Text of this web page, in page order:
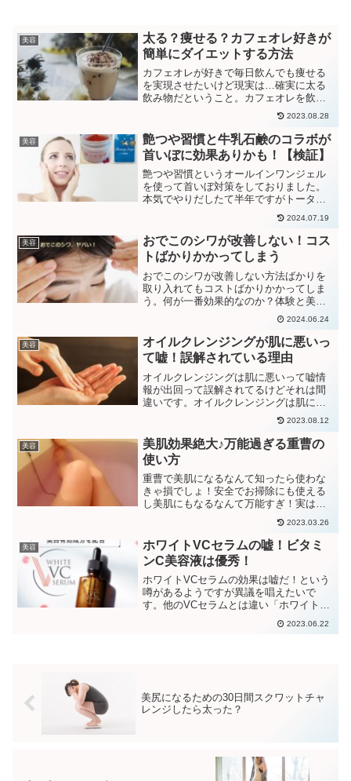
美容
太る？痩せる？カフェオレ好きが
簡単にダイエットする方法
カフェオレが好きで毎日飲んでも痩せる
を実現させたいけど現実は…確実に太る
飲み物だということ。カフェオレを飲ん
でも痩せるを実現できる方法は置き換え
ダイエットできるカフェオレを選ぶこ
と！
2023.08.28
美容
艶つや習慣と牛乳石鹸のコラボが
首いぼに効果ありかも！【検証】
艶つや習慣というオールインワンジェル
を使って首いぼ対策をしておりました。
本気でやりだしたて半年ですがトータル
すると8ヶ月くらいかな。首いぼという名
前さえ知らなかったけど、そのイボが首
にいるところを発見して「艶つや習慣」
を使い始めたという経緯です。
2024.07.19
美容
おでこのシワが改善しない！コス
トばかりかかってしまう
おでこのシワが改善しない方法ばかりを
取り入れてもコストばかりかかってしま
う。何が一番効果的なのか？体験と美容
クリニックの先生から聞いたお話をまと
めました。おでこのシワが改善しない手
法と製品おでこのシワをどこまで改善さ
せたいか？というゴールを...
2024.06.24
美容
オイルクレンジングが肌に悪いっ
て嘘！誤解されている理由
オイルクレンジングは肌に悪いって嘘情
報が出回って誤解されてるけどそれは間
違いです。オイルクレンジングは肌に悪
い、肌に良くない、肌が乾燥する、ニキ
ビが出来る、肌に負担がかかる…なんて
否定派の意見が多いけどそれも誤解なの
で、そのる理由、選び方のポイントなど
クレンジングオイルは肌に悪いという不
安と肌の負担を解消する方法までシェア
します。
2023.08.12
美容
美肌効果絶大♪万能過ぎる重曹の
使い方
重曹で美肌になるなんて知ったら使わな
きゃ損でしょ！安全でお掃除にも使える
し美肌にもなるなんて万能すぎ！実は入
浴剤替わりにもなり、アロマとの組み合
わせもできて、ボディスクラブも作れ
る？安上がりな重曹を使わないなんて勿
体無い。すぐに始めたいですね♪
2023.03.26
美容
ホワイトVCセラムの嘘！ビタミ
ンC美容液は優秀！
ホワイトVCセラムの効果は嘘だ！という
噂があるようですが異議を唱えたいで
す。他のVCセラムとは違い「ホワイト
VCセラム」は医薬部外品で主成分のVC
エチルの働きを知ったら使わないと損だ
2023.06.22
美尻になるための30日間スクワットチャ
レンジしたら太った？